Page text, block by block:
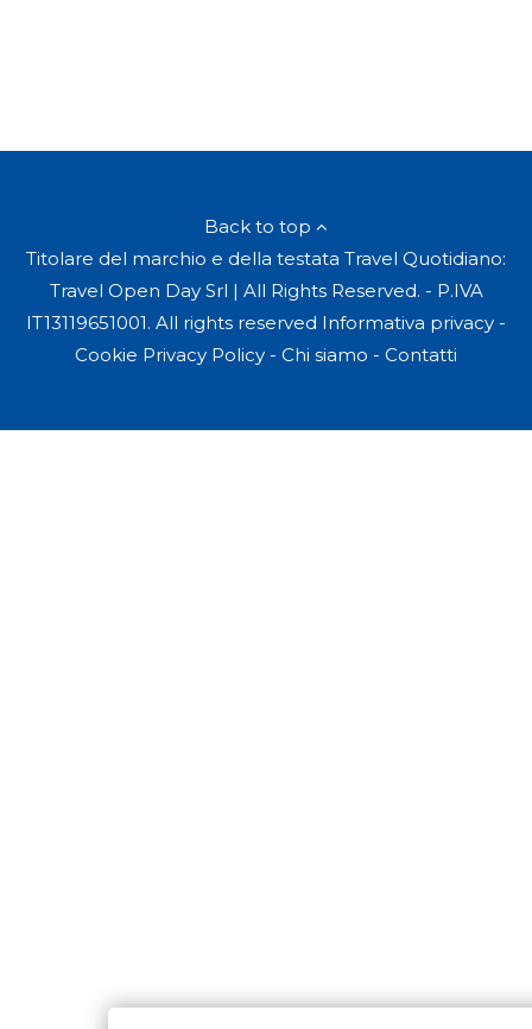
Back to top
Titolare del marchio e della testata Travel Quotidiano:
Travel Open Day Srl | All Rights Reserved. - P.IVA
IT13119651001. All rights reserved Informativa privacy -
Cookie Privacy Policy - Chi siamo - Contatti